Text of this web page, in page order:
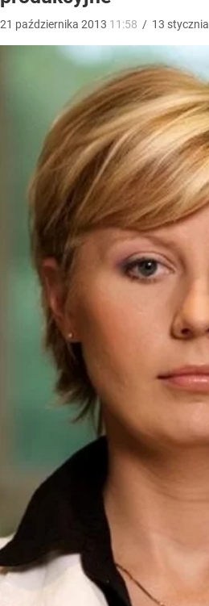
21 października 2013 11:58 / 13 stycznia